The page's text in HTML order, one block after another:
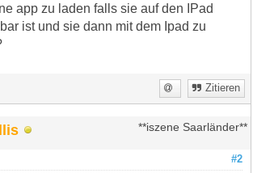
app zu laden falls sie auf den IPad
ist und sie dann mit dem Ipad zu
Zitieren
**iszene Saarländer**
#2